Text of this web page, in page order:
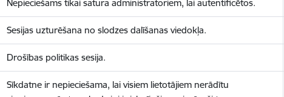
Nepieciešams tikai satura administratoriem, lai autentificētos.
Sesijas uzturēšana no slodzes dalīšanas viedokļa.
Drošības politikas sesija.
Sīkdatne ir nepieciešama, lai visiem lietotājiem nerādītu